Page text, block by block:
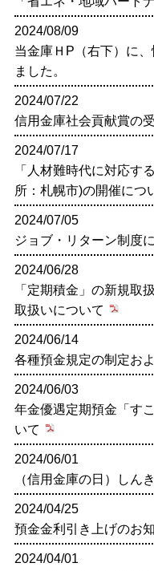
2024/08/09
当金庫ＨP（右下）に
ました。
2024/07/22
信用金庫社会貢献賞の
2024/07/17
「人材難時代に対応す
所：札幌市)の開催につ
2024/07/05
ジョブ・リターン制度
2024/06/28
「定期積金」の新規取
取扱いについて
2024/06/14
各種預金規定の制定お
2024/06/03
年金優遇定期預金「す
いて
2024/06/01
（信用金庫の日）しん
2024/04/25
預金金利引き上げのお
2024/04/01